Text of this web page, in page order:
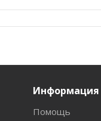
Информация
Помощь